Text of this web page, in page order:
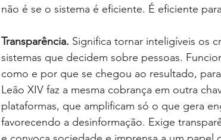
não é se o sistema é eficiente. É eficiente
Transparência. Significa tornar inteligíveis os
sistemas que decidem sobre pessoas.
como e por que se chegou ao resultado,
Leão XIV faz a mesma cobrança em outra
plataformas, que amplificam só o que gera
favorecendo a desinformação. Exige